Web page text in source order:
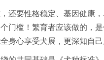
还要性格稳定、基因健康
门槛！繁育者应该做的，
身心享受犬展，更深知自己